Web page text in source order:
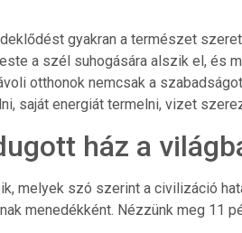
gyakran a természet
a szél suhogására alszik el, és
otthonok nemcsak a
saját energiát termelni, vizet
ház a
melyek szó szerint a civilizáció
menedékként. Nézzünk meg 11